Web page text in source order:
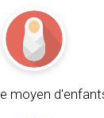
moyen